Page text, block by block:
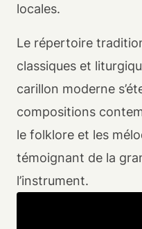
locales.
Le répertoire
classiques et
carillon moderne
compositions
le folklore et les
témoignant de la
l’instrument.